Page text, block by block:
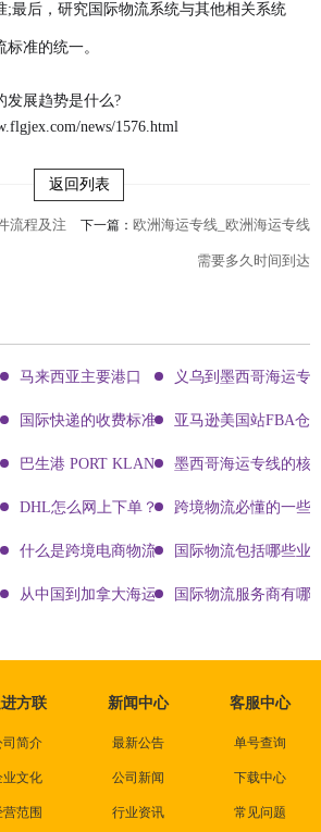
;最后，研究国际物流系统与其他相关系统
准的统一。
发展趋势是什么?
news/1576.html
返回列表
流程及注 下一篇： 欧洲海运专线_欧洲海运专线
需要多久时间到达
专线区别
马来西亚主要港口 义乌到墨西哥海运专
客服热线
国际快递的收费标准!四大国际快递的尺寸重
亚马逊美国站FBA仓
有哪些?
巴生港 PORT KLANG 墨西哥海运专线的核
国际快递介绍
DHL怎么网上下单？DHL快递寄件有哪些方
跨境物流必懂的一些
哪些
什么是跨境电商物流? 国际物流包括哪些业
会让你成为销冠
从中国到加拿大海运要多久能到达？
国际物流服务商有哪
方联
司简介
业文化
营范围
新闻中心
最新公告
公司新闻
行业资讯
客服中心
单号查询
下载中心
常见问题